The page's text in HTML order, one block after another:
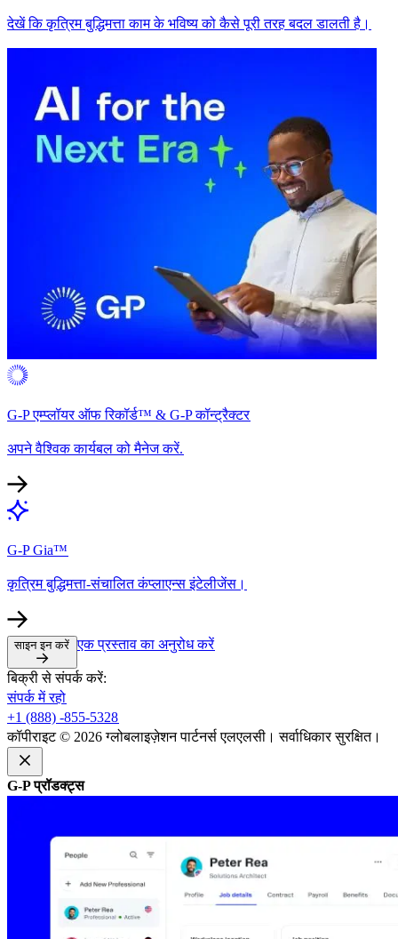
देखें कि कृत्रिम बुद्धिमत्ता काम के भविष्य को कैसे पूरी तरह बदल डालती है।​​
G-P एम्प्लॉयर ऑफ रिकॉर्ड™ & G-P कॉन्ट्रैक्टर​​
अपने वैश्विक कार्यबल को मैनेज करें.​​
G-P Gia™​​
कृत्रिम बुद्धिमत्ता-संचालित कंप्लाएन्स इंटेलीजेंस।​​
साइन इन करें​​ एक प्रस्ताव का अनुरोध करें​​
बिक्री से संपर्क करें:​​
संपर्क में रहो​​
+1 (888) -855-5328​​
कॉपीराइट © 2026 ग्लोबलाइज़ेशन पार्टनर्स एलएलसी। सर्वाधिकार सुरक्षित।​​
G-P प्रॉडक्ट्स​​